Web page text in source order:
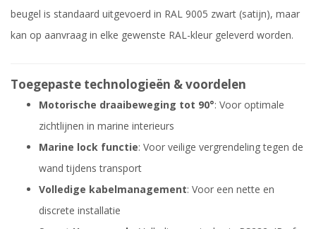
beugel is standaard uitgevoerd in RAL 9005 zwart (satijn), maar
kan op aanvraag in elke gewenste RAL-kleur geleverd worden.
Toegepaste technologieën & voordelen
Motorische draaibeweging tot 90°: Voor optimale
zichtlijnen in marine interieurs
Marine lock functie: Voor veilige vergrendeling tegen de
wand tijdens transport
Volledige kabelmanagement: Voor een nette en
discrete installatie